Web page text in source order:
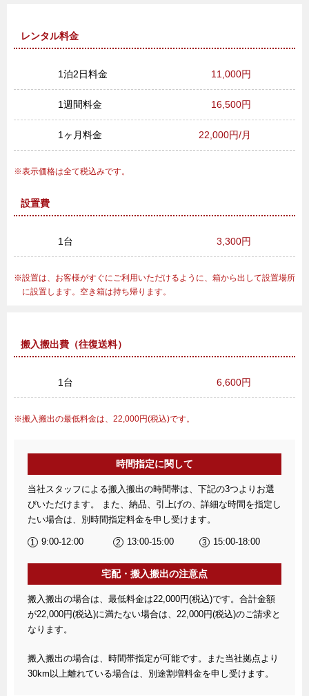
レンタル料金
1泊2日料金 11,000円
1週間料金 16,500円
1ヶ月料金 22,000円/月
表示価格は全て税込みです。
設置費
1台 3,300円
設置は、お客様がすぐにご利用いただけるように、箱から出して設置場所
に設置します。空き箱は持ち帰ります。
搬入搬出費（往復送料）
1台 6,600円
搬入搬出の最低料金は、22,000円(税込)です。
時間指定に関して
当社スタッフによる搬入搬出の時間帯は、下記の3つよりお選
びいただけます。 また、納品、引上げの、詳細な時間を指定し
たい場合は、別時間指定料金を申し受けます。
9:00-12:00 13:00-15:00 15:00-18:00
宅配・搬入搬出の注意点
搬入搬出の場合は、最低料金は22,000円(税込)です。合計金額
が22,000円(税込)に満たない場合は、22,000円(税込)のご請求と
なります。
搬入搬出の場合は、時間帯指定が可能です。また当社拠点より
30km以上離れている場合は、別途割増料金を申し受けます。